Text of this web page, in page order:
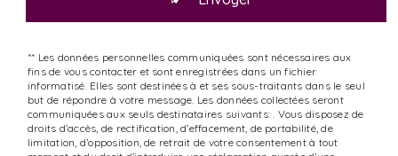
** Les données personnelles communiquées sont nécessaires aux
fins de vous contacter et sont enregistrées dans un fichier
informatisé. Elles sont destinées à et ses sous-traitants dans le seul
but de répondre à votre message. Les données collectées seront
communiquées aux seuls destinataires suivants: . Vous disposez de
droits d’accès, de rectification, d’effacement, de portabilité, de
limitation, d’opposition, de retrait de votre consentement à tout